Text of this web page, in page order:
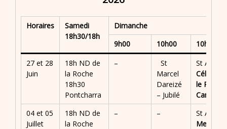
Horaires
Samedi
18h30/18h
Dimanche
9h00
10h00
10h30
27 et 28
Juin
18h ND de
la Roche
18h30
Pontcharra
–
St
Marcel
Dareizé
– Jubilé
St André
Célébré
le Père
Camille
04 et 05
Juillet
18h ND de
la Roche
– –
St André
Messe